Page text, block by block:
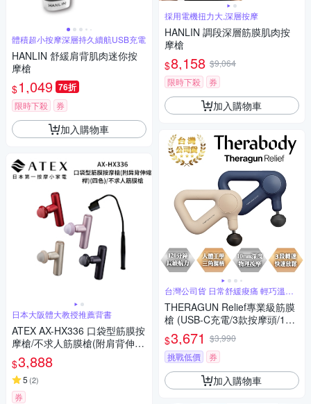
體積超小按摩深層持久續航USB充電
HANLIN 舒緩肩背肌肉迷你按
摩槍
$1,049 76折
限時下殺 券
加入購物車
日本大阪體大教授推薦背書
ATEX AX-HX336 口袋型筋膜按
摩槍/不求人筋膜槍(附肩背伸縮
桿) -四色
$3,888
5 (2)
券
採用電機扭力大,深層按摩
HANLIN 調段深層筋膜肌肉按
摩槍
$8,158 $9,064
限時下殺
券
加入購物車
台灣公司貨 日常舒緩痠痛 輕巧溫柔
小幫手
THERAGUN Relief專業級筋膜
槍 (USB-C充電/3款按摩頭/10m
m振幅)
$3,671 $3,990
挑戰低價
券
加入購物車